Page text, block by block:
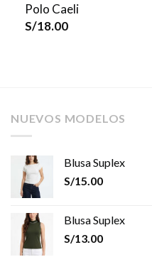
Polo Caeli
S/18.00
NUEVOS MODELOS
Blusa Suplex
S/15.00
Blusa Suplex
S/13.00